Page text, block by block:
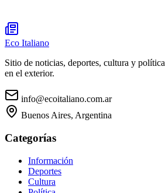
Eco Italiano
Sitio de noticias, deportes, cultura y
en el exterior.
info@ecoitaliano.com.ar
Buenos Aires, Argentina
Categorías
Información
Deportes
Cultura